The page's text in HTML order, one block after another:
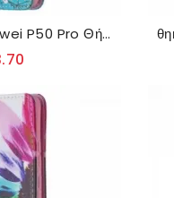
θηκη κινητου Huawei P50 Pro Θήκη Flip Ανθισμένα Κλαδιά